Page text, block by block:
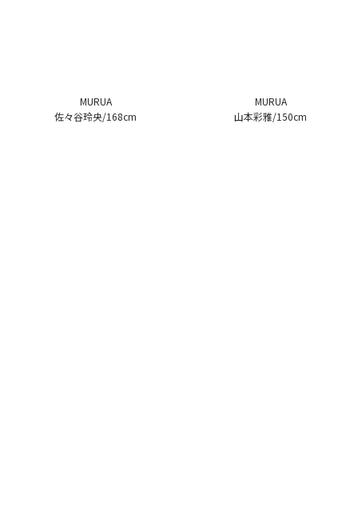
MURUA
佐々谷玲央/168cm
MURUA
山本彩雅/150cm